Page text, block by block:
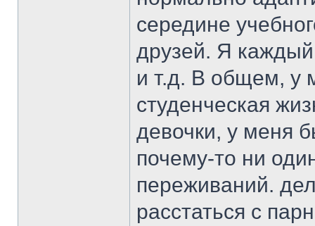
середине
друзей. Я каждый
и т.д. В общем, у
студенческая
девочки, у меня
почему-то ни
переживаний.
расстаться с